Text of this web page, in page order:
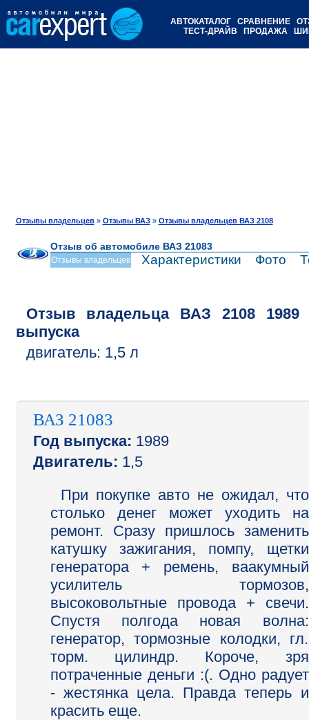
АВТОКАТАЛОГ СРАВНЕНИЕ
ТЕСТ-ДРАЙВ
ПРОДАЖА
Отзывы владельцев» Отзывы ВАЗ» Отзывы владельцев ВАЗ 2108
Отзыв об автомобиле ВАЗ 21083
Отзывы владельцев Характеристики Фото
Отзыв владельца ВАЗ 2108
1989
выпуска
двигатель: 1,5 л
ВАЗ 21083
Год выпуска: 1989
Двигатель: 1,5
При покупке авто не ожидал, что
столько денег может уходить на
ремонт. Сразу пришлось заменить
катушку зажигания, помпу, щетки
генератора + ремень, ваакумный
усилитель тормозов,
высоковольтные провода + свечи.
Спустя полгода новая волна:
генератор, тормозные колодки, гл.
торм. цилиндр. Короче, зря
потраченные деньги :(. Одно радует
- жестянка цела. Правда теперь и
красить еще.